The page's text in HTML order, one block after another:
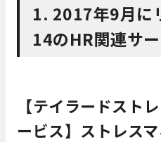
1. 2017年9月に
14のHR関連サ
【テイラードスト
ービス】ストレス